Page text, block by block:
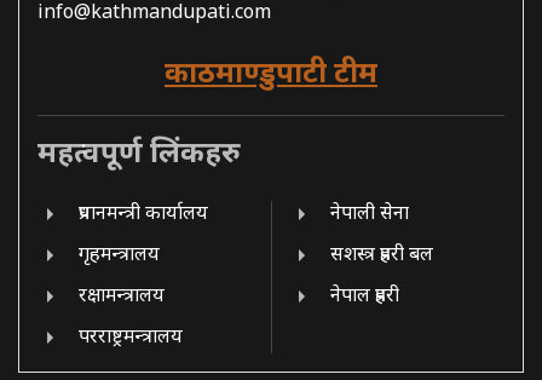
info@kathmandupati.com
काठमाण्डुपाटी टीम
महत्वपूर्ण लिंकहरु
प्रधानमन्त्री कार्यालय
गृहमन्त्रालय
रक्षामन्त्रालय
परराष्ट्रमन्त्रालय
नेपाली सेना
सशस्त्र प्रहरी बल
नेपाल प्रहरी